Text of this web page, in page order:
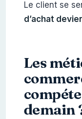
Le client se
d’achat
Les
demain